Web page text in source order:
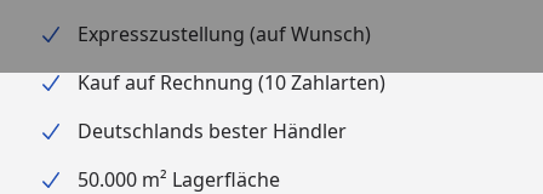
Expresszustellung (auf Wunsch)
Kauf auf Rechnung (10 Zahlarten)
Deutschlands bester Händler
50.000 m² Lagerfläche